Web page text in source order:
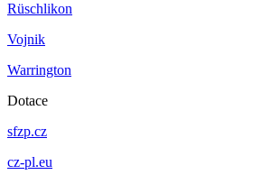
Rüschlikon
Vojnik
Warrington
Dotace
sfzp.cz
cz-pl.eu